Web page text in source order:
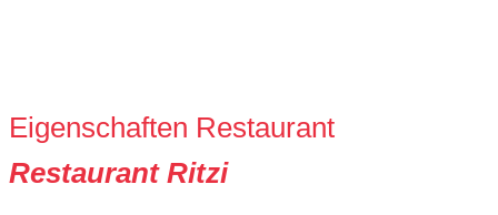
Eigenschaften Restaurant
Restaurant Ritzi